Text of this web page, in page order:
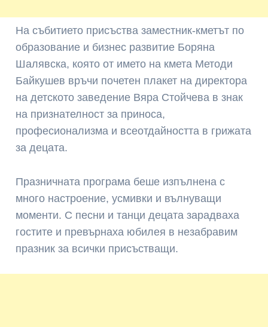
На събитието присъства заместник-кметът по
образование и бизнес развитие Боряна
Шалявска, която от името на кмета Методи
Байкушев връчи почетен плакет на директора
на детското заведение Вяра Стойчева в знак
на признателност за приноса,
професионализма и всеотдайността в грижата
за децата.
Празничната програма беше изпълнена с
много настроение, усмивки и вълнуващи
моменти. С песни и танци децата зарадваха
гостите и превърнаха юбилея в незабравим
празник за всички присъстващи.